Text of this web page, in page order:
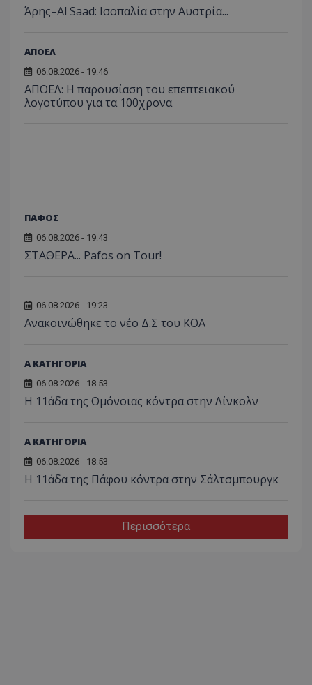
Άρης–Al Saad: Ισοπαλία στην Αυστρία...
ΑΠΟΕΛ
06.08.2026 - 19:46
ΑΠΟΕΛ: Η παρουσίαση του επεπτειακού
λογοτύπου για τα 100χρονα
ΠΑΦΟΣ
06.08.2026 - 19:43
ΣΤΑΘΕΡΑ... Pafos on Tour!
06.08.2026 - 19:23
Aνακοινώθηκε το νέο Δ.Σ του ΚΟΑ
Α ΚΑΤΗΓΟΡΙΑ
06.08.2026 - 18:53
Η 11άδα της Ομόνοιας κόντρα στην Λίνκολν
Α ΚΑΤΗΓΟΡΙΑ
06.08.2026 - 18:53
Η 11άδα της Πάφου κόντρα στην Σάλτσμπουργκ
Περισσότερα